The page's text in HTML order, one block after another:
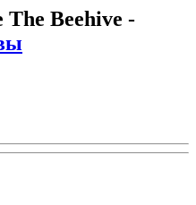
Beehive -